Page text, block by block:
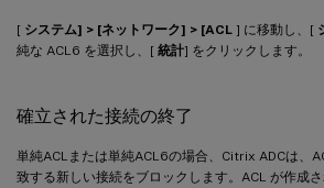
[ システム] > [ネットワーク] > [ACL ] に移動し、[
純な ACL6 を選択し、[ 統計] をクリックします。
確立された接続の終了
単純ACLまたは単純ACL6の場合、Citrix ADCは、
致する新しい接続をブロックします。ACL が作成